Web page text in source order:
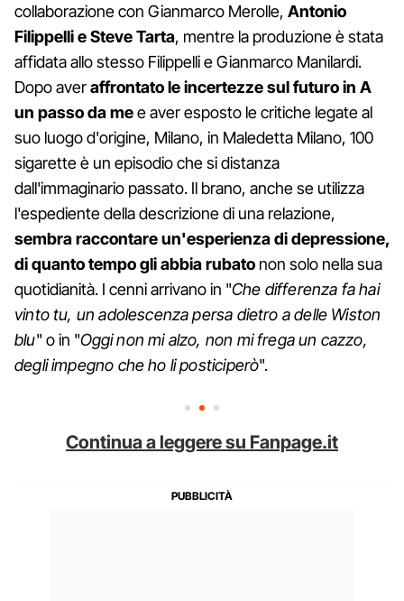
collaborazione con Gianmarco Merolle, Antonio
Filippelli e Steve Tarta, mentre la produzione è stata
affidata allo stesso Filippelli e Gianmarco Manilardi.
Dopo averaffrontato le incertezze sul futuro in A
un passo da mee aver esposto le critiche legate al
suo luogo d'origine, Milano, in Maledetta Milano, 100
sigarette è un episodio che si distanza
dall'immaginario passato. Il brano, anche se utilizza
l'espediente della descrizione di una relazione,
sembra raccontare un'esperienza di depressione,
di quanto tempo gli abbia rubato non solo nella sua
quotidianità. I cenni arrivano in "Che differenza fa hai
vinto tu, un adolescenza persa dietro a delle Wiston
blu" o in "Oggi non mi alzo, non mi frega un cazzo,
degli impegno che ho li posticiperò".
Continua a leggere su Fanpage.it